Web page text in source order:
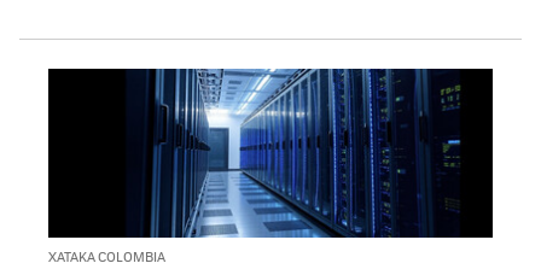
XATAKA COLOMBIA